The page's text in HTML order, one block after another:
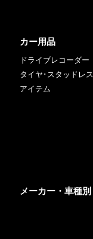
カー用品
ドライブレコーダー
タイヤ･スタッドレス
アイテム
メーカー・車種別